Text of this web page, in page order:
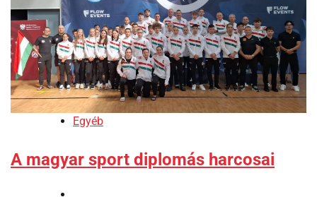
Egyéb
A magyar sport diplomás harcosai